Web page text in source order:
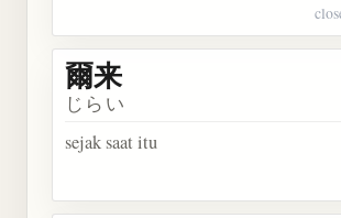
爾来
じらい
sejak saat itu